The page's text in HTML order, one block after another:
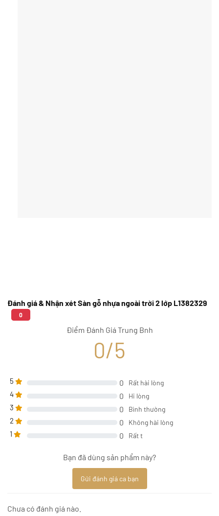
Đánh giá & Nhận xét Sàn gỗ nhựa ngoài trời 2 lớp L1382329
0
Điểm Đánh Giá Trung Bnh
0/5
5 0 Rất hài lòng
4 0 Hi lòng
3 0 Bình thường
2 0 Không hài lòng
1 0 Rất t
Bạn đã dùng sản phẩm này?
Gửi đánh giá ca bạn
Chưa có đánh giá nào.